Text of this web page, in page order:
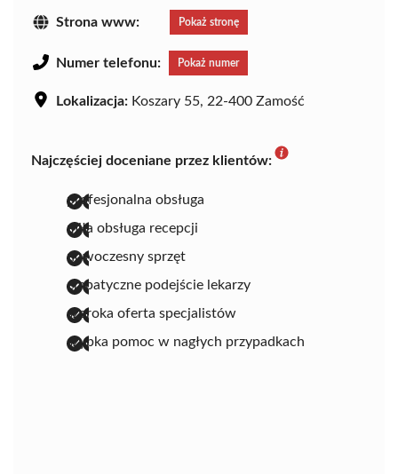
Strona www: Pokaż stronę
Numer telefonu: Pokaż numer
Lokalizacja: Koszary 55, 22-400 Zamość
Najczęściej doceniane przez klientów:
profesjonalna obsługa
miła obsługa recepcji
nowoczesny sprzęt
empatyczne podejście lekarzy
szeroka oferta specjalistów
szybka pomoc w nagłych przypadkach